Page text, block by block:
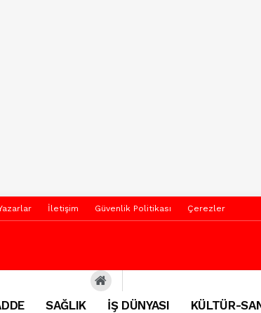
İletişim Güvenlik Politikası Çerezler
SAĞLIK İŞ DÜNYASI KÜLTÜR-